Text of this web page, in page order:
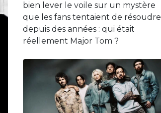
bien lever le voile sur un mystère
que les fans tentaient de résoudre
depuis des années : qui était
réellement Major Tom ?